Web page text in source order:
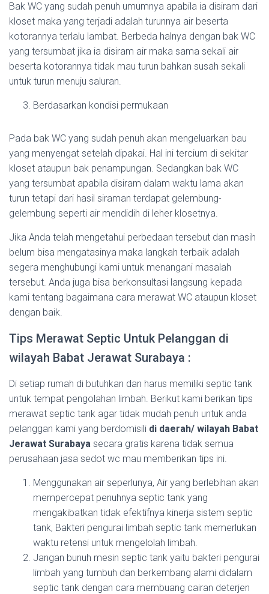
Bak WC yang sudah penuh umumnya apabila ia disiram dari
kloset maka yang terjadi adalah turunnya air beserta
kotorannya terlalu lambat. Berbeda halnya dengan bak WC
yang tersumbat jika ia disiram air maka sama sekali air
beserta kotorannya tidak mau turun bahkan susah sekali
untuk turun menuju saluran.
Berdasarkan kondisi permukaan
Pada bak WC yang sudah penuh akan mengeluarkan bau
yang menyengat setelah dipakai. Hal ini tercium di sekitar
kloset ataupun bak penampungan. Sedangkan bak WC
yang tersumbat apabila disiram dalam waktu lama akan
turun tetapi dari hasil siraman terdapat gelembung-
gelembung seperti air mendidih di leher klosetnya.
Jika Anda telah mengetahui perbedaan tersebut dan masih
belum bisa mengatasinya maka langkah terbaik adalah
segera menghubungi kami untuk menangani masalah
tersebut. Anda juga bisa berkonsultasi langsung kepada
kami tentang bagaimana cara merawat WC ataupun kloset
dengan baik.
Tips Merawat Septic Untuk Pelanggan di
wilayah Babat Jerawat Surabaya :
Di setiap rumah di butuhkan dan harus memiliki septic tank
untuk tempat pengolahan limbah. Berikut kami berikan tips
merawat septic tank agar tidak mudah penuh untuk anda
pelanggan kami yang berdomisili di daerah/ wilayah Babat
Jerawat Surabaya secara gratis karena tidak semua
perusahaan jasa sedot wc mau memberikan tips ini.
Menggunakan air seperlunya, Air yang berlebihan akan
mempercepat penuhnya septic tank yang
mengakibatkan tidak efektifnya kinerja sistem septic
tank, Bakteri pengurai limbah septic tank memerlukan
waktu retensi untuk mengelolah limbah.
Jangan bunuh mesin septic tank yaitu bakteri pengurai
limbah yang tumbuh dan berkembang alami didalam
septic tank dengan cara membuang cairan deterjen